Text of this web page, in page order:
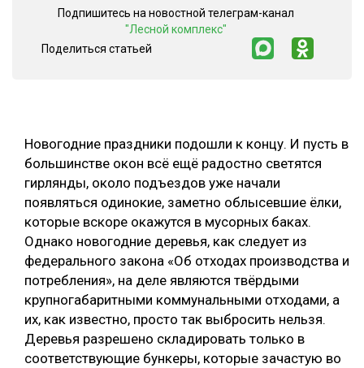
СУШКА ДРЕВЕСИНЫ
МЕБЕЛЬНОЕ ПРОИЗВОДСТВО
Новогодние праздники подошли к концу. И пусть в
большинстве окон всё ещё радостно светятся
гирлянды, около подъездов уже начали
появляться одинокие, заметно облысевшие ёлки,
которые вскоре окажутся в мусорных баках.
Однако новогодние деревья, как следует из
федерального закона «Об отходах производства и
потребления», на деле являются твёрдыми
крупногабаритными коммунальными отходами, а
их, как известно, просто так выбросить нельзя.
Деревья разрешено складировать только в
соответствующие бункеры, которые зачастую во
Подпишитесь на новостной телеграм-канал
"Лесной комплекс"
Поделиться статьей